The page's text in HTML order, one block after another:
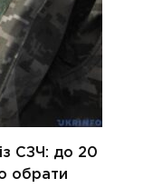
СЗЧ: до 20
обрати